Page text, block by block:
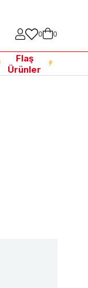
0 0
Flaş
Ürünler